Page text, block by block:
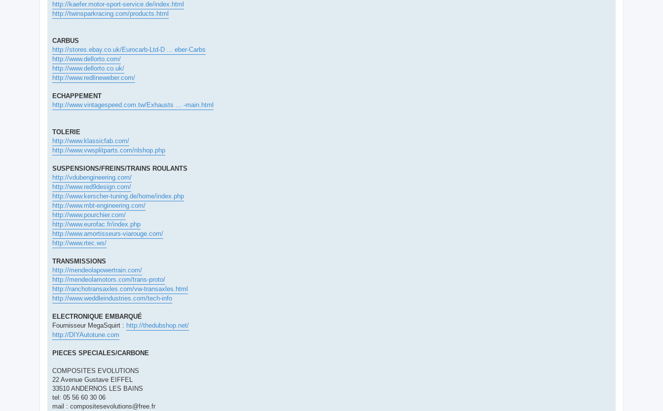
http://kaefer.motor-sport-service.de/index.html
http://twinsparkracing.com/products.html
CARBUS
http://stores.ebay.co.uk/Eurocarb-Ltd-D ... eber-Carbs
http://www.dellorto.com/
http://www.dellorto.co.uk/
http://www.redlineweber.com/
ECHAPPEMENT
http://www.vintagespeed.com.tw/Exhausts ... -main.html
TOLERIE
http://www.klassicfab.com/
http://www.vwsplitparts.com/nlshop.php
SUSPENSIONS/FREINS/TRAINS ROULANTS
http://vdubengineering.com/
http://www.red9design.com/
http://www.kerscher-tuning.de/home/index.php
http://www.mbt-engineering.com/
http://www.pourchier.com/
http://www.eurofac.fr/index.php
http://www.amortisseurs-viarouge.com/
http://www.rtec.ws/
TRANSMISSIONS
http://mendeolapowertrain.com/
http://mendeolamotors.com/trans-proto/
http://ranchotransaxles.com/vw-transaxles.html
http://www.weddleindustries.com/tech-info
ELECTRONIQUE EMBARQUÉ
Fournisseur MegaSquirt : http://thedubshop.net/
http://DIYAutotune.com
PIECES SPECIALES/CARBONE
COMPOSITES EVOLUTIONS
22 Avenue Gustave EIFFEL
33510 ANDERNOS LES BAINS
tel: 05 56 60 30 06
mail : compositesevolutions@free.fr